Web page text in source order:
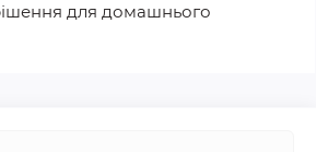
для домашнього